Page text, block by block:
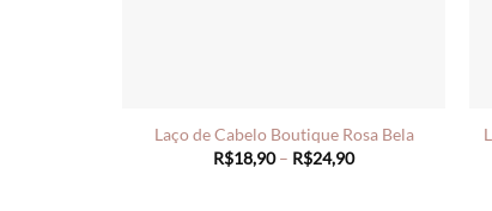
Laço de Cabelo Boutique Rosa Bela
R$18,90 – R$24,90Price